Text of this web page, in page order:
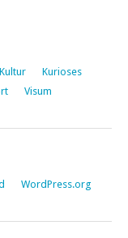
Kultur
Kurioses
Visum
WordPress.org